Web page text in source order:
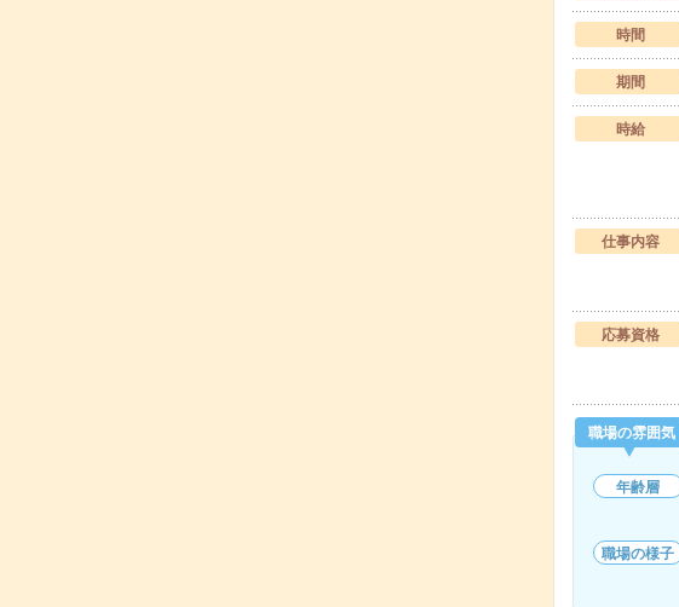
時間
期間
時給
仕事内容
応募資格
職場の雰囲気
年齢層
職場の様子